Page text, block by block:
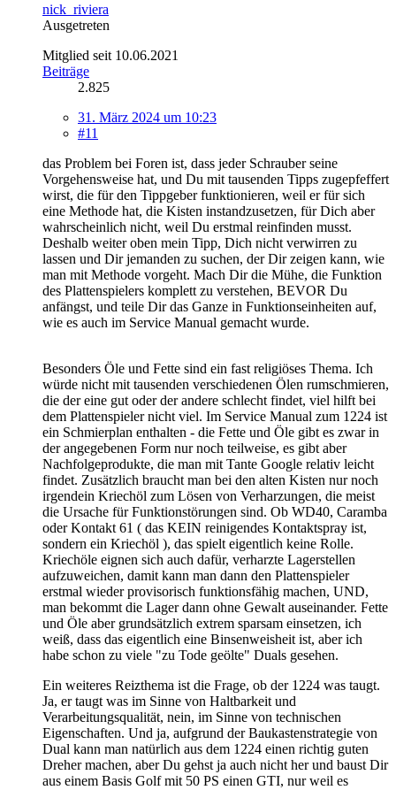
nick_riviera
Ausgetreten
Mitglied seit 10.06.2021
Beiträge
2.825
31. März 2024 um 10:23
#11
das Problem bei Foren ist, dass jeder Schrauber seine
Vorgehensweise hat, und Du mit tausenden Tipps zugepfeffert
wirst, die für den Tippgeber funktionieren, weil er für sich
eine Methode hat, die Kisten instandzusetzen, für Dich aber
wahrscheinlich nicht, weil Du erstmal reinfinden musst.
Deshalb weiter oben mein Tipp, Dich nicht verwirren zu
lassen und Dir jemanden zu suchen, der Dir zeigen kann, wie
man mit Methode vorgeht. Mach Dir die Mühe, die Funktion
des Plattenspielers komplett zu verstehen, BEVOR Du
anfängst, und teile Dir das Ganze in Funktionseinheiten auf,
wie es auch im Service Manual gemacht wurde.
Besonders Öle und Fette sind ein fast religiöses Thema. Ich
würde nicht mit tausenden verschiedenen Ölen rumschmieren,
die der eine gut oder der andere schlecht findet, viel hilft bei
dem Plattenspieler nicht viel. Im Service Manual zum 1224 ist
ein Schmierplan enthalten - die Fette und Öle gibt es zwar in
der angegebenen Form nur noch teilweise, es gibt aber
Nachfolgeprodukte, die man mit Tante Google relativ leicht
findet. Zusätzlich braucht man bei den alten Kisten nur noch
irgendein Kriechöl zum Lösen von Verharzungen, die meist
die Ursache für Funktionstörungen sind. Ob WD40, Caramba
oder Kontakt 61 ( das KEIN reinigendes Kontaktspray ist,
sondern ein Kriechöl ), das spielt eigentlich keine Rolle.
Kriechöle eignen sich auch dafür, verharzte Lagerstellen
aufzuweichen, damit kann man dann den Plattenspieler
erstmal wieder provisorisch funktionsfähig machen, UND,
man bekommt die Lager dann ohne Gewalt auseinander. Fette
und Öle aber grundsätzlich extrem sparsam einsetzen, ich
weiß, dass das eigentlich eine Binsenweisheit ist, aber ich
habe schon zu viele "zu Tode geölte" Duals gesehen.
Ein weiteres Reizthema ist die Frage, ob der 1224 was taugt.
Ja, er taugt was im Sinne von Haltbarkeit und
Verarbeitungsqualität, nein, im Sinne von technischen
Eigenschaften. Und ja, aufgrund der Baukastenstrategie von
Dual kann man natürlich aus dem 1224 einen richtig guten
Dreher machen, aber Du gehst ja auch nicht her und baust Dir
aus einem Basis Golf mit 50 PS einen GTI, nur weil es